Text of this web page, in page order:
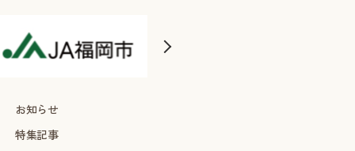
お知らせ
特集記事